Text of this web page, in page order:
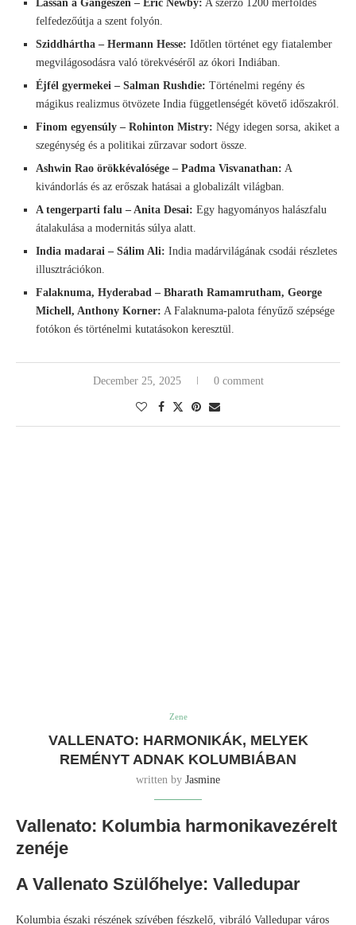
Lassan a Gangeszen – Eric Newby: A szerző 1200 mérföldes
felfedezőútja a szent folyón.
Sziddhártha – Hermann Hesse: Időtlen történet egy fiatalember
megvilágosodásra való törekvéséről az ókori Indiában.
Éjfél gyermekei – Salman Rushdie: Történelmi regény és
mágikus realizmus ötvözete India függetlenségét követő időszakról.
Finom egyensúly – Rohinton Mistry: Négy idegen sorsa, akiket a
szegénység és a politikai zűrzavar sodort össze.
Ashwin Rao örökkévalósége – Padma Visvanathan: A
kivándorlás és az erőszak hatásai a globalizált világban.
A tengerparti falu – Anita Desai: Egy hagyományos halászfalu
átalakulása a modernitás súlya alatt.
India madarai – Sálim Ali: India madárvilágának csodái részletes
illusztrációkon.
Falaknuma, Hyderabad – Bharath Ramamrutham, George
Michell, Anthony Korner: A Falaknuma-palota fényűző szépsége
fotókon és történelmi kutatásokon keresztül.
December 25, 2025 0 comment
Zene
VALLENATO: HARMONIKÁK, MELYEK
REMÉNYT ADNAK KOLUMBIÁBAN
written by Jasmine
Vallenato: Kolumbia harmonikavezérelt
zenéje
A Vallenato Szülőhelye: Valledupar
Kolumbia északi részének szívében fészkelő, vibráló Valledupar város